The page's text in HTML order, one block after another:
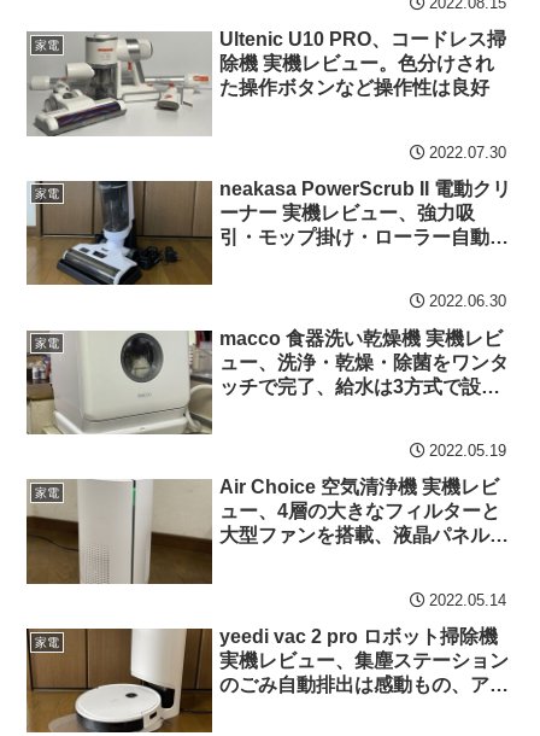
2022.08.15
家電
Ultenic U10 PRO、コードレス掃
除機 実機レビュー。色分けされ
た操作ボタンなど操作性は良好
2022.07.30
家電
neakasa PowerScrub II 電動クリ
ーナー 実機レビュー、強力吸
引・モップ掛け・ローラー自動洗
2022.06.30
家電
macco 食器洗い乾燥機 実機レビ
ュー、洗浄・乾燥・除菌をワンタ
ッチで完了、給水は3方式で設置
2022.05.19
家電
Air Choice 空気清浄機 実機レビ
ュー、4層の大きなフィルターと
大型ファンを搭載、液晶パネルの
2022.05.14
家電
yeedi vac 2 pro ロボット掃除機
実機レビュー、集塵ステーション
のごみ自動排出は感動もの、アプ